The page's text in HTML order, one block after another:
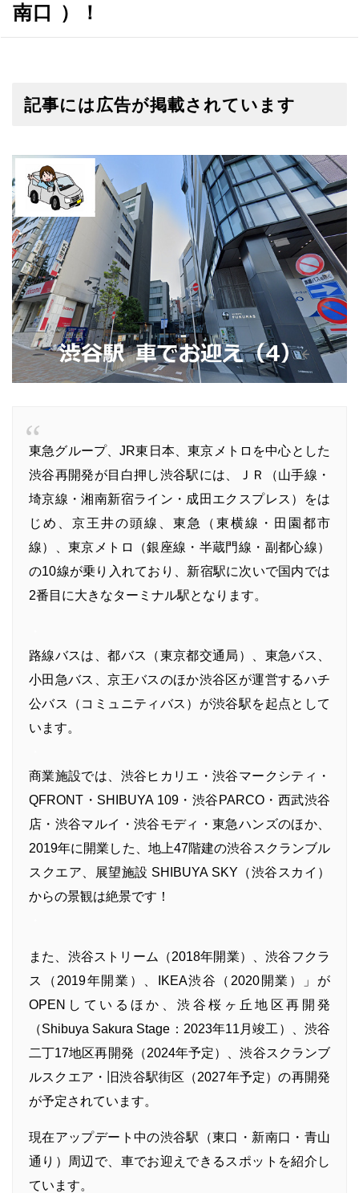
南口 ）！
記事には広告が掲載されています
東急グループ、JR東日本、東京メトロを中心とした
渋谷再開発が目白押し渋谷駅には、ＪＲ（山手線・
埼京線・湘南新宿ライン・成田エクスプレス）をは
じめ、京王井の頭線、東急（東横線・田園都市
線）、東京メトロ（銀座線・半蔵門線・副都心線）
の10線が乗り入れており、新宿駅に次いで国内では
2番目に大きなターミナル駅となります。
路線バスは、都バス（東京都交通局）、東急バス、
小田急バス、京王バスのほか渋谷区が運営するハチ
公バス（コミュニティバス）が渋谷駅を起点として
います。
商業施設では、渋谷ヒカリエ・渋谷マークシティ・
QFRONT・SHIBUYA 109・渋谷PARCO・西武渋谷
店・渋谷マルイ・渋谷モディ・東急ハンズのほか、
2019年に開業した、地上47階建の渋谷スクランブル
スクエア、展望施設 SHIBUYA SKY（渋谷スカイ）
からの景観は絶景です！
また、渋谷ストリーム（2018年開業）、渋谷フクラ
ス（2019年開業）、IKEA渋谷（2020開業）」が
OPENしているほか、渋谷桜ヶ丘地区再開発
（Shibuya Sakura Stage：2023年11月竣工）、渋谷
二丁17地区再開発（2024年予定）、渋谷スクランブ
ルスクエア・旧渋谷駅街区（2027年予定）の再開発
が予定されています。
現在アップデート中の渋谷駅（東口・新南口・青山
通り）周辺で、車でお迎えできるスポットを紹介し
ています。